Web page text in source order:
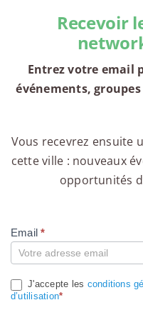
Recevoir
Entrez votre email
événements,
Vous recevrez ensuite
cette ville : nouveaux
opportunités
Compte
Email*
J'accepte les conditions
d’utilisation*